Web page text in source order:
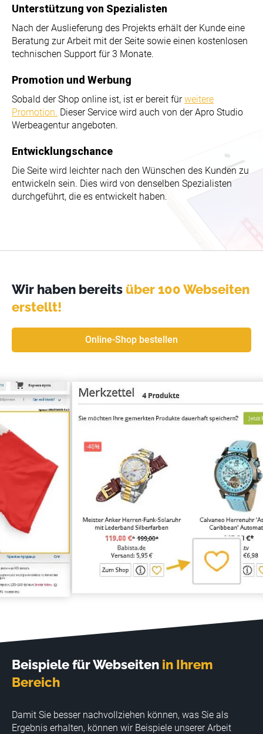
Unterstützung von Spezialisten
Nach der Auslieferung des Projekts erhält der Kunde eine
Beratung zur Arbeit mit der Seite sowie einen kostenlosen
technischen Support für 3 Monate.
Promotion und Werbung
Sobald der Shop online ist, ist er bereit fürweitere
Promotion. Dieser Service wird auch von der Apro Studio
Werbeagentur angeboten.
Entwicklungschance
Die Seite wird leichter nach den Wünschen des Kunden zu
entwickeln sein. Dies wird von denselben Spezialisten
durchgeführt, die es entwickelt haben.
Wir haben bereits über 100 Webseiten
erstellt!
Online-Shop bestellen
Beispiele für Webseiten in Ihrem
Bereich
Damit Sie besser nachvollziehen können, was Sie als
Ergebnis erhalten, können wir Beispiele unserer Arbeit